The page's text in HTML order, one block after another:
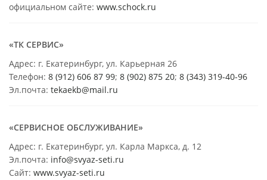
официальном сайте: www.schock.ru
«ТК СЕРВИС»
Адрес: г. Екатеринбург, ул. Карьерная 26
Телефон: 8 (912) 606 87 99; 8 (902) 875 20; 8 (343) 319-40-96
Эл.почта: tekaekb@mail.ru
«СЕРВИСНОЕ ОБСЛУЖИВАНИЕ»
Адрес: г. Екатеринбург, ул. Карла Маркса, д. 12
Эл.почта: info@svyaz-seti.ru
Сайт: www.svyaz-seti.ru